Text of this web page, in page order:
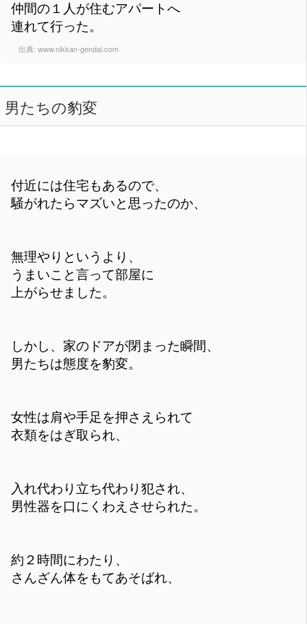
仲間の１人が住むアパートへ
連れて行った。
出典: www.nikkan-gendai.com
男たちの豹変
付近には住宅もあるので、
騒がれたらマズいと思ったのか、
無理やりというより、
うまいこと言って部屋に
上がらせました。
しかし、家のドアが閉まった瞬間、
男たちは態度を豹変。
女性は肩や手足を押さえられて
衣類をはぎ取られ、
入れ代わり立ち代わり犯され、
男性器を口にくわえさせられた。
約２時間にわたり、
さんざん体をもてあそばれ、